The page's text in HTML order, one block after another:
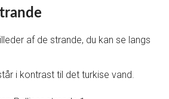
af de strande, du kan se langs
i kontrast til det turkise vand.